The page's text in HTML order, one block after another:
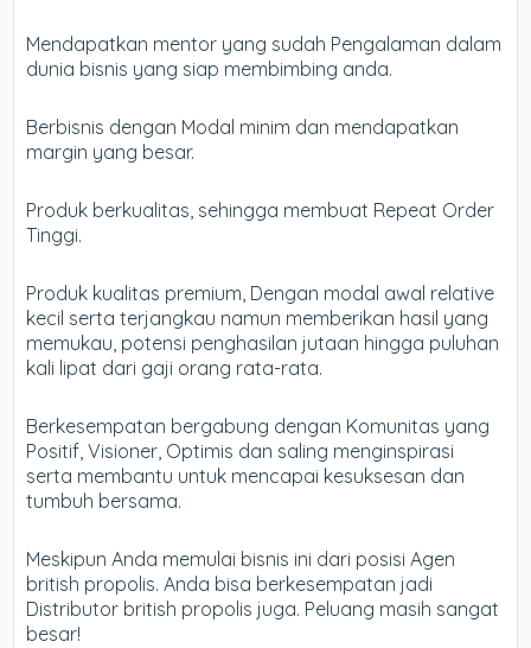
Mendapatkan mentor yang sudah Pengalaman dalam
dunia bisnis yang siap membimbing anda.
Berbisnis dengan Modal minim dan mendapatkan
margin yang besar.
Produk berkualitas, sehingga membuat Repeat Order
Tinggi.
Produk kualitas premium, Dengan modal awal relative
kecil serta terjangkau namun memberikan hasil yang
memukau, potensi penghasilan jutaan hingga puluhan
kali lipat dari gaji orang rata-rata.
Berkesempatan bergabung dengan Komunitas yang
Positif, Visioner, Optimis dan saling menginspirasi
serta membantu untuk mencapai kesuksesan dan
tumbuh bersama.
Meskipun Anda memulai bisnis ini dari posisi Agen
british propolis. Anda bisa berkesempatan jadi
Distributor british propolis juga. Peluang masih sangat
besar!